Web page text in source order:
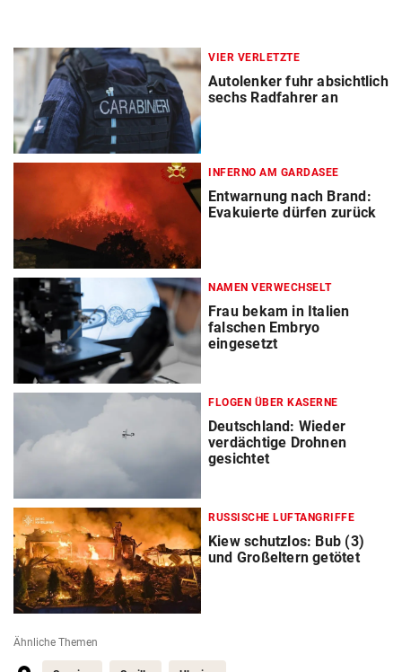
VIER VERLETZTE
Autolenker fuhr absichtlich
sechs Radfahrer an
INFERNO AM GARDASEE
Entwarnung nach Brand:
Evakuierte dürfen zurück
NAMEN VERWECHSELT
Frau bekam in Italien
falschen Embryo
eingesetzt
FLOGEN ÜBER KASERNE
Deutschland: Wieder
verdächtige Drohnen
gesichtet
RUSSISCHE LUFTANGRIFFE
Kiew schutzlos: Bub (3)
und Großeltern getötet
Ähnliche Themen